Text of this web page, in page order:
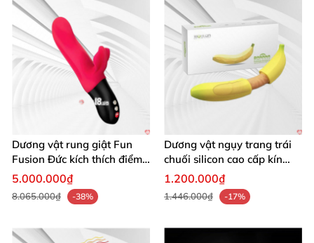
Dương vật rung giật Fun
Fusion Đức kích thích điểm
G âm đạo
5.000.000₫
8.065.000₫ -38%
Dương vật ngụy trang trái
chuối silicon cao cấp kín
đáo đẹp
1.200.000₫
1.446.000₫ -17%